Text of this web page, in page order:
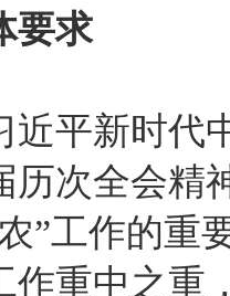
求
新时代中
历次全会精
”工作的重
作重中之重